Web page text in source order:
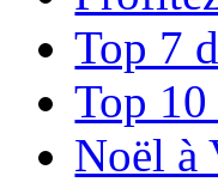
Top 7
Top 10
Noël à